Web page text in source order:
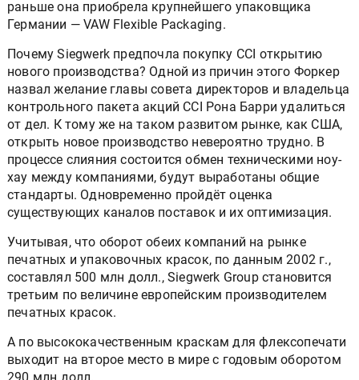
Германии — VAW Flexible Packaging.
нового производства? Одной из причин этого Форкер
назвал желание главы совета директоров и владельца
контрольного пакета акций CCI Рона Барри удалиться
от дел. К тому же на таком развитом рынке, как США,
открыть новое производство невероятно трудно. В
процессе слияния состоится обмен техническими ноу-
хау между компаниями, будут выработаны общие
стандарты. Одновременно пройдёт оценка
существующих каналов поставок и их оптимизация.
печатных и упаковочных красок, по данным 2002 г.,
составлял 500 млн долл., Siegwerk Group становится
третьим по величине европейским производителем
печатных красок.
выходит на второе место в мире с годовым оборотом
290 млн долл.